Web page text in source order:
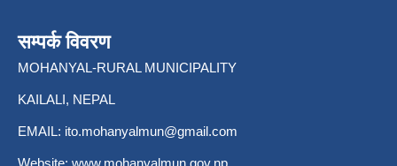
सम्पर्क विवरण
MOHANYAL-RURAL MUNICIPALITY
KAILALI, NEPAL
EMAIL: ito.mohanyalmun@gmail.com
Website: www.mohanyalmun.gov.np